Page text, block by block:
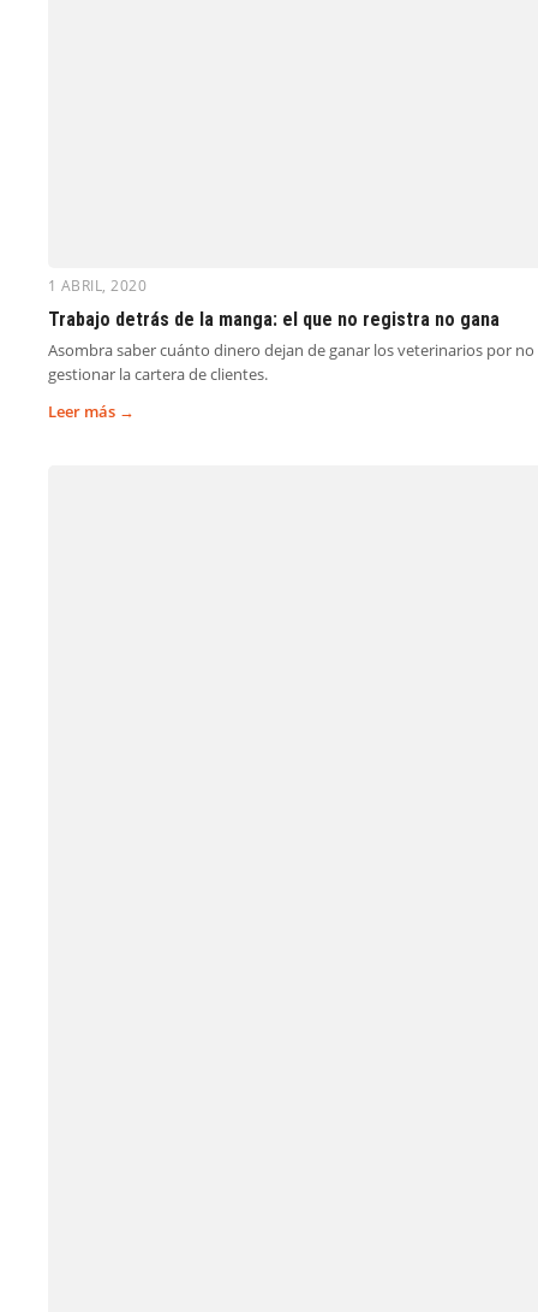
1 ABRIL, 2020
Trabajo detrás de la manga: el que no registra no gana
Asombra saber cuánto dinero dejan de ganar los veterinarios por
gestionar la cartera de clientes.
Leer más →